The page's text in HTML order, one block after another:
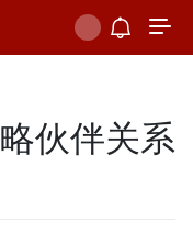
伙伴关系